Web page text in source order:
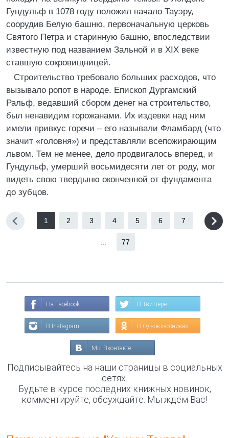
Гундульф в 1078 году положил начало Тауэру,
соорудив Белую башню, первоначальную церковь
Святого Петра и старинную башню, впоследствии
известную под названием Зальной и в XIX веке
ставшую сокровищницей.
Строительство требовало больших расходов, что
вызывало ропот в народе. Епископ Дургамский
Ральф, ведавший сбором денег на строительство,
был ненавидим горожанами. Их издевки над ним
имели привкус горечи – его называли Фламбард (что
значит «головня») и представляли всепожирающим
львом. Тем не менее, дело продвигалось вперед, и
Гундульф, умерший восьмидесяти лет от роду, мог
видеть свою твердыню оконченной от фундамента
до зубцов.
1 2 3 4 5 6 7
77
На Facebook В Твиттере
В Instagram В Одноклассниках
Мы Вконтакте
Подписывайтесь на наши страницы в социальных
сетях.
Будьте в курсе последних книжных новинок,
комментируйте, обсуждайте. Мы ждём Вас!